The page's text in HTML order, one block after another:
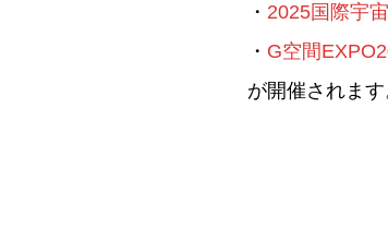
・ 2025国際宇
・ G空間
が開催されます